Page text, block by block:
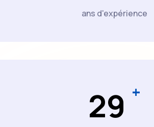
ans d'expérience
29 +